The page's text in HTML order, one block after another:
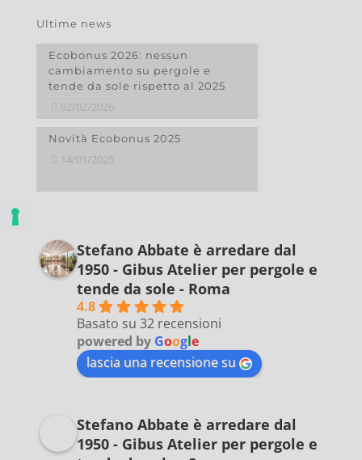
Ultime news
Ecobonus 2026: nessun
cambiamento su pergole e
tende da sole rispetto al 2025
02/02/2026
Novità Ecobonus 2025
14/01/2025
Stefano Abbate è arredare dal
1950 - Gibus Atelier per pergole e
tende da sole - Roma
4.8
Basato su 32 recensioni
powered by Google
lascia una recensione su
Stefano Abbate è arredare dal
1950 - Gibus Atelier per pergole e